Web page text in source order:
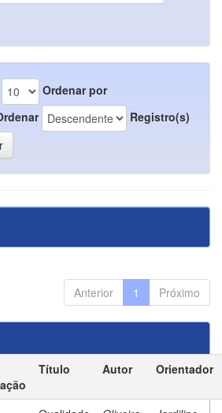
Ordenar por
Registro(s)
Anterior 1 Próximo
Título Autor Orientador